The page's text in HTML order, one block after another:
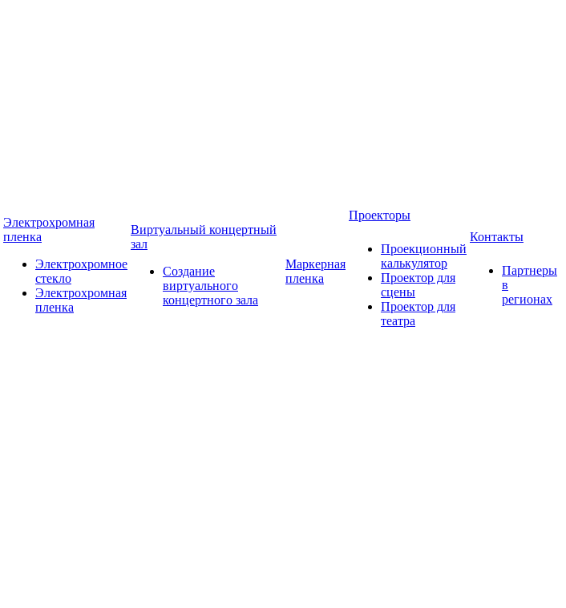
Электрохромная
пленка
Электрохромное
стекло
Электрохромная
пленка
Виртуальный концертный
зал
Создание
виртуального
концертного зала
Маркерная
пленка
Проекторы
Проекционный
калькулятор
Проектор для
сцены
Проектор для
театра
Контакты
Партнеры
в
регионах